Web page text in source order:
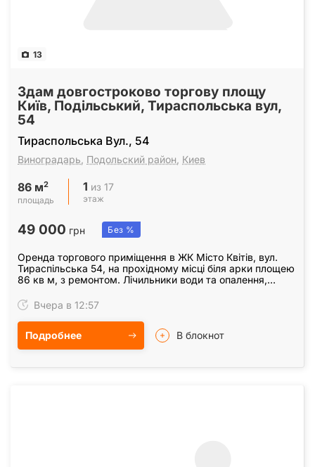
13
Здам довгостроково торгову площу
Київ, Подільський, Тираспольська вул,
54
Тираспольська Вул., 54
Виноградарь, Подольский район, Киев
86 м2
площадь
1 из 17
этаж
49 000 грн Без %
Оренда торгового приміщення в ЖК Місто Квітів, вул.
Тираспільська 54, на прохідному місці біля арки площею
86 кв м, з ремонтом. Лічильники води та опалення,
Вчера в 12:57
Подробнее В блокнот